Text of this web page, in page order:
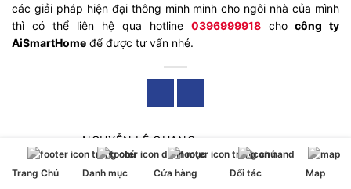
Trang Chủ Danh mục Cửa hàng Đối tác Map
các giải pháp hiện đại thông minh minh cho ngôi nhà của mình
thì có thể liên hệ qua hotline 0396999918 cho công ty
AiSmartHome để được tư vấn nhé.
NGUYỄN LÊ QUANG
Tôi là Nguyễn Lê Quang, một chuyên gia trong
lĩnh vực nhà thông minh luôn muốn tạo ra những